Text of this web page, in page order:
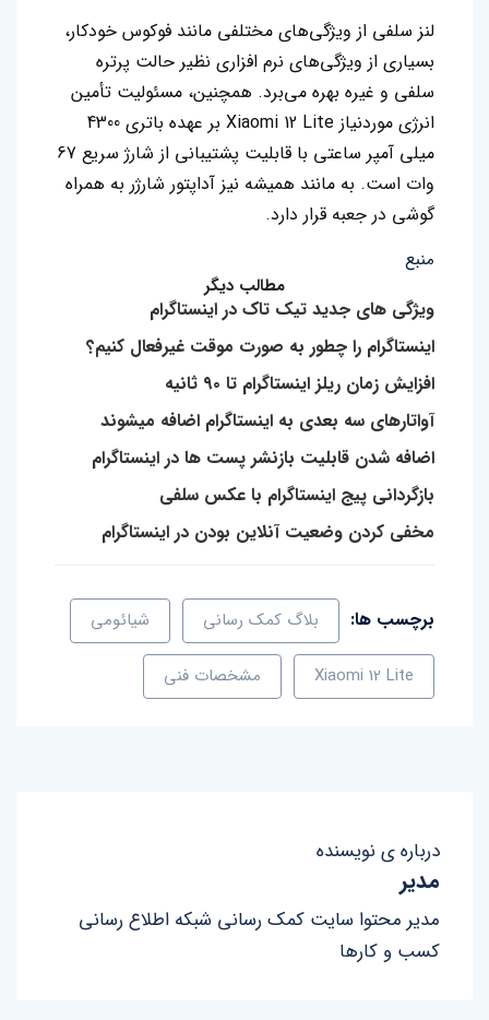
لنز سلفی از ویژگی‌های مختلفی مانند فوکوس خودکار،
بسیاری از ویژگی‌های نرم افزاری نظیر حالت پرتره
سلفی و غیره بهره می‌برد. همچنین، مسئولیت تأمین
انرژی موردنیاز Xiaomi 12 Lite بر عهده باتری 4300
میلی آمپر ساعتی با قابلیت پشتیبانی از شارژ سریع 67
وات است. به مانند همیشه نیز آداپتور شارژر به همراه
گوشی در جعبه قرار دارد.
منبع
مطالب دیگر
ویژگی های جدید تیک تاک در اینستاگرام
اینستاگرام را چطور به صورت موقت غیرفعال کنیم؟
افزایش زمان ریلز اینستاگرام تا ۹۰ ثانیه
آواتارهای سه بعدی به اینستاگرام اضافه میشوند
اضافه شدن قابلیت بازنشر پست ها در اینستاگرام
بازگردانی پیج اینستاگرام با عکس سلفی
مخفی کردن وضعیت آنلاین بودن در اینستاگرام
برچسب ها: بلاگ کمک رسانی شیائومی
Xiaomi 12 Lite مشخصات فنی
درباره ی نویسنده
مدیر
مدیر محتوا سایت کمک رسانی شبکه اطلاع رسانی
کسب و کارها